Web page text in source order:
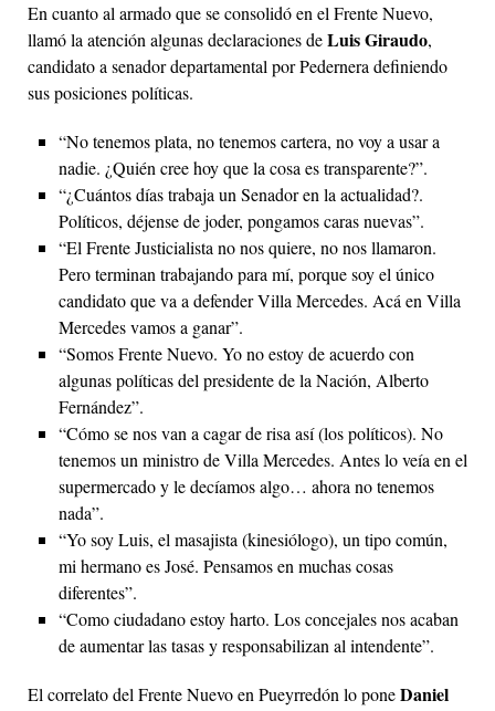
En cuanto al armado que se consolidó en el Frente Nuevo,
llamó la atención algunas declaraciones deLuis Giraudo,
candidato a senador departamental por Pedernera definiendo
sus posiciones políticas.
“No tenemos plata, no tenemos cartera, no voy a usar a
nadie. ¿Quién cree hoy que la cosa es transparente?”.
“¿Cuántos días trabaja un Senador en la actualidad?.
Políticos, déjense de joder, pongamos caras nuevas”.
“El Frente Justicialista no nos quiere, no nos llamaron.
Pero terminan trabajando para mí, porque soy el único
candidato que va a defender Villa Mercedes. Acá en Villa
Mercedes vamos a ganar”.
“Somos Frente Nuevo. Yo no estoy de acuerdo con
algunas políticas del presidente de la Nación, Alberto
Fernández”.
“Cómo se nos van a cagar de risa así (los políticos). No
tenemos un ministro de Villa Mercedes. Antes lo veía en el
supermercado y le decíamos algo… ahora no tenemos
nada”.
“Yo soy Luis, el masajista (kinesiólogo), un tipo común,
mi hermano es José. Pensamos en muchas cosas
diferentes”.
“Como ciudadano estoy harto. Los concejales nos acaban
de aumentar las tasas y responsabilizan al intendente”.
El correlato del Frente Nuevo en Pueyrredón lo poneDaniel